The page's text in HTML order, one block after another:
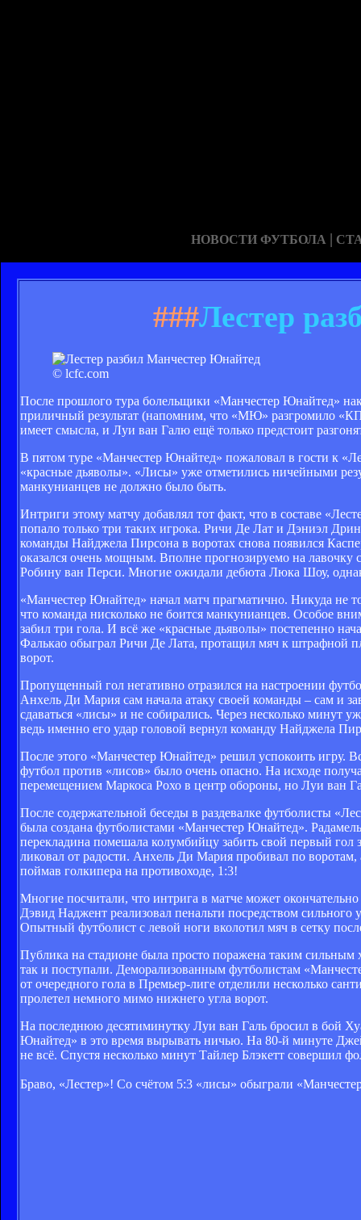
НОВОСТИ ФУТБОЛА |
###Лестер
© lcfc.com
После прошлого тура болельщики «Манчестер Юнайтед»
приличный результат (напомним, что «МЮ» разгромило
имеет смысла, и Луи ван Галю ещё только предстоит
В пятом туре «Манчестер Юнайтед» пожаловал в гости к
«красные дьяволы». «Лисы» уже отметились ничейными
манкунианцев не должно было быть.
Интриги этому матчу добавлял тот факт, что в составе
попало только три таких игрока. Ричи Де Лат и Дэниэл
команды Найджела Пирсона в воротах снова появился
оказался очень мощным. Вполне прогнозируемо на лавочку
Робину ван Перси. Многие ожидали дебюта Люка Шоу,
«Манчестер Юнайтед» начал матч прагматично. Никуда не
что команда нисколько не боится манкунианцев. Особое
забил три гола. И всё же «красные дьяволы» постепенно
Фалькао обыграл Ричи Де Лата, протащил мяч к штрафной
ворот.
Пропущенный гол негативно отразился на настроении
Анхель Ди Мария сам начала атаку своей команды – сам и
сдаваться «лисы» и не собирались. Через несколько минут
ведь именно его удар головой вернул команду Найджела
После этого «Манчестер Юнайтед» решил успокоить игру.
футбол против «лисов» было очень опасно. На исходе
перемещением Маркоса Рохо в центр обороны, но Луи ван
После содержательной беседы в раздевалке футболисты
была создана футболистами «Манчестер Юнайтед».
перекладина помешала колумбийцу забить свой первый
ликовал от радости. Анхель Ди Мария пробивал по
поймав голкипера на противоходе, 1:3!
Многие посчитали, что интрига в матче может
Дэвид Наджент реализовал пенальти посредством сильного
Опытный футболист с левой ноги вколотил мяч в сетку
Публика на стадионе была просто поражена таким сильным
так и поступали. Деморализованным футболистам
от очередного гола в Премьер-лиге отделили несколько
пролетел немного мимо нижнего угла ворот.
На последнюю десятиминутку Луи ван Галь бросил в бой
Юнайтед» в это время вырывать ничью. На 80-й минуте
не всё. Спустя несколько минут Тайлер Блэкетт совершил
Браво, «Лестер»! Со счётом 5:3 «лисы» обыграли